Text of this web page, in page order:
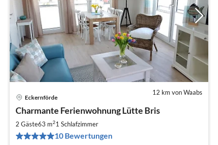
12 km von Waabs
Eckernförde
Charmante Ferienwohnung Lütte Bris
2 Gäste63 m21 Schlafzimmer
10 Bewertungen